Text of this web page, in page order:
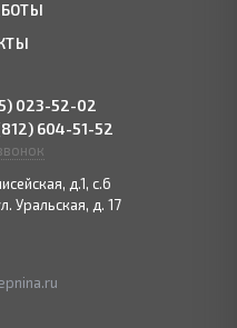
023-52-02
604-51-52
д.1, с.6
Уральская, д. 17